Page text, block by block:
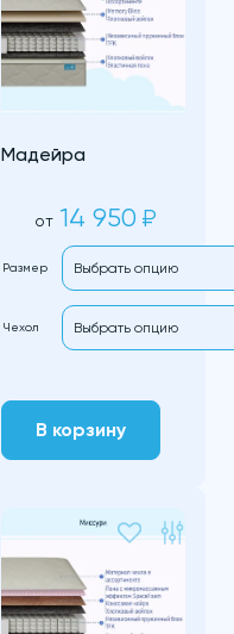
Мадейра
от 14 950 ₽
Размер
Чехол
В корзину